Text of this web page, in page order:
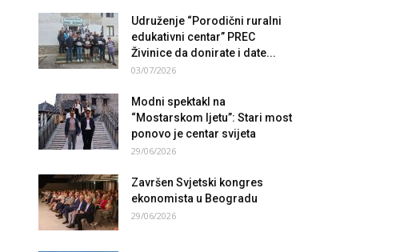
Udruženje “Porodični ruralni
edukativni centar” PREC
Živinice da donirate i date...
03/07/2026
Modni spektakl na
“Mostarskom ljetu”: Stari most
ponovo je centar svijeta
29/06/2026
Završen Svjetski kongres
ekonomista u Beogradu
29/06/2026